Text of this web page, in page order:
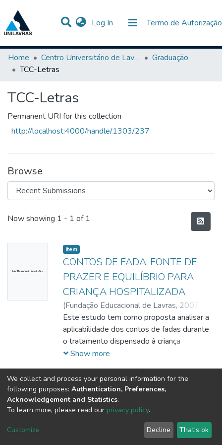
Log In (current) Termo de Autorização
Communities & Collections
Statistics
All of DSpace
Home
Centro Universitário de Lavras-UNILAVRAS
Graduação
TCC-Letras
TCC-Letras
Permanent URI for this collection
http://localhost:4000/handle/1303/237
Browse
Recent Submissions
Now showing 1 - 1 of 1
No Thumbnail Available
Item
CONTOS DE FADA: FONTE DE
PRAZER E EQUILÍBRIO PARA
CRIANÇA HOSPITALIZADA
(Fundação Educacional de Lavras, 2007
Ferreira, Alexandra Daniela Ferreira;
Andrade, Giovana Rezende
Este estudo tem como proposta analisar a
aplicabilidade dos contos de fadas durante
o tratamento dispensado à criança
hospitalizada, criando, assim, uma
justifica, uma vez que, pode se promover a
cura ou, simplesmente, o alívio das
pressões de sua doença e do tenso
ambiente hospitalar. Por sua vez, tem-se a
biblioterapia que se dá por meio da leitura
de textos literários, através dos quais o
Show more
Cookie
End User
Agreement
Send
Feedback
We collect and process your personal information for the
following purposes: Authentication, Preferences,
Acknowledgement and Statistics.
To learn more, please read our privacy policy.
Customize Decline That's ok